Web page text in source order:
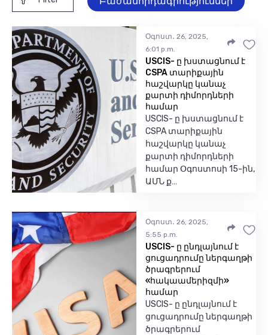
Օգոստ․ 26, 2025,
6:01 p.m.
USCIS- ը խստացնում է
CSPA տարիքային
հաշվարկը կանաչ
քարտի դիմորդների
համար
USCIS- ը խստացնում է
CSPA տարիքային
հաշվարկը կանաչ
քարտի դիմորդների
համար Օգոստոսի 15-ին,
ԱՄՆ ք…
Օգոստ․ 26, 2025,
5:55 p.m.
USCIS- ը ընդլայնում է
ցուցադրումը ներգաղթի
ծրագրերում
«հակաամերիզմի»
համար
USCIS- ը ընդլայնում է
ցուցադրումը ներգաղթի
ծրագրերում